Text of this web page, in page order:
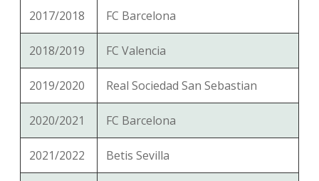
2017/2018 FC Barcelona
2018/2019 FC Valencia
2019/2020 Real Sociedad San Sebastian
2020/2021 FC Barcelona
2021/2022 Betis Sevilla